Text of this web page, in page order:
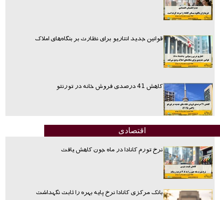
قوانین جدید انتاریو برای نظارت بر بنگاه‌های املاک
کاهش 41 درصدی فروش خانه در تورنتو
اقتصادی
نرخ تورم کانادا در ماه جون کاهش یافت
بانک مرکزی کانادا نرخ پایه بهره را ثابت نگهداشت